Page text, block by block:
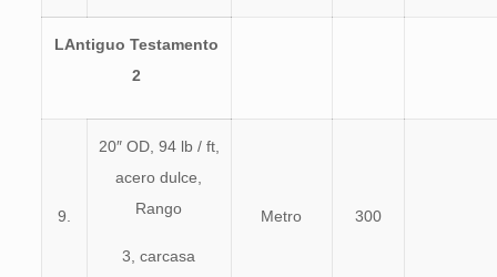
LAntiguo Testamento
2
9.
20″ OD, 94 lb / ft,
acero dulce,
Rango
3, carcasa
Metro 300